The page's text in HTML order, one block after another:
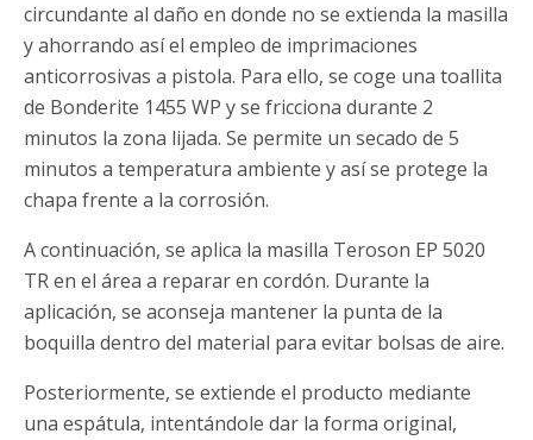
circundante al daño en donde no se extienda la masilla
y ahorrando así el empleo de imprimaciones
anticorrosivas a pistola. Para ello, se coge una toallita
de Bonderite 1455 WP y se fricciona durante 2
minutos la zona lijada. Se permite un secado de 5
minutos a temperatura ambiente y así se protege la
chapa frente a la corrosión.
A continuación, se aplica la masilla Teroson EP 5020
TR en el área a reparar en cordón. Durante la
aplicación, se aconseja mantener la punta de la
boquilla dentro del material para evitar bolsas de aire.
Posteriormente, se extiende el producto mediante
una espátula, intentándole dar la forma original,